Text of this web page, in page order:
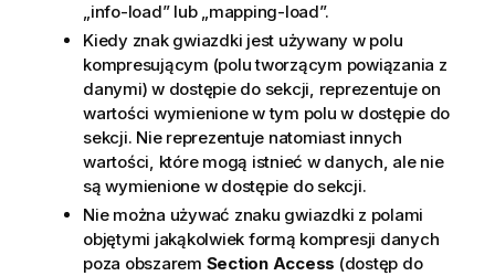
„info-load” lub „mapping-load”.
Kiedy znak gwiazdki jest używany w polu
kompresującym (polu tworzącym powiązania z
danymi) w dostępie do sekcji, reprezentuje on
wartości wymienione w tym polu w dostępie do
sekcji. Nie reprezentuje natomiast innych
wartości, które mogą istnieć w danych, ale nie
są wymienione w dostępie do sekcji.
Nie można używać znaku gwiazdki z polami
objętymi jakąkolwiek formą kompresji danych
poza obszarem Section Access (dostęp do